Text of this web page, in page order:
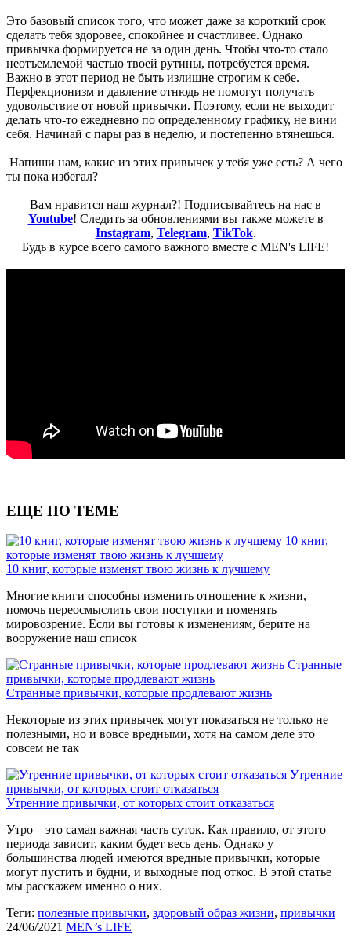
Это базовый список того, что может даже за короткий срок
сделать тебя здоровее, спокойнее и счастливее. Однако
привычка формируется не за один день. Чтобы что-то стало
неотъемлемой частью твоей рутины, потребуется время.
Важно в этот период не быть излишне строгим к себе.
Перфекционизм и давление отнюдь не помогут получать
удовольствие от новой привычки. Поэтому, если не выходит
делать что-то ежедневно по определенному графику, не вини
себя. Начинай с пары раз в неделю, и постепенно втянешься.
Напиши нам, какие из этих привычек у тебя уже есть? А чего
ты пока избегал?
Вам нравится наш журнал?! Подписывайтесь на нас в
Youtube! Следить за обновлениями вы также можете в
Instagram, Telegram, TikTok.
Будь в курсе всего самого важного вместе с MEN's LIFE!
ЕЩЕ ПО ТЕМЕ
10 книг,
которые изменят твою жизнь к лучшему
10 книг, которые изменят твою жизнь к лучшему
Многие книги способны изменить отношение к жизни,
помочь переосмыслить свои поступки и поменять
мировозрение. Если вы готовы к изменениям, берите на
вооружение наш список
Странные
привычки, которые продлевают жизнь
Странные привычки, которые продлевают жизнь
Некоторые из этих привычек могут показаться не только не
полезными, но и вовсе вредными, хотя на самом деле это
совсем не так
Утренние
привычки, от которых стоит отказаться
Утренние привычки, от которых стоит отказаться
Утро – это самая важная часть суток. Как правило, от этого
периода зависит, каким будет весь день. Однако у
большинства людей имеются вредные привычки, которые
могут пустить и будни, и выходные под откос. В этой статье
мы расскажем именно о них.
Теги: полезные привычки, здоровый образ жизни, привычки
24/06/2021 MEN’s LIFE